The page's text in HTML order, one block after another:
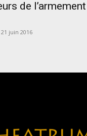
de l’armement
21 juin 2016